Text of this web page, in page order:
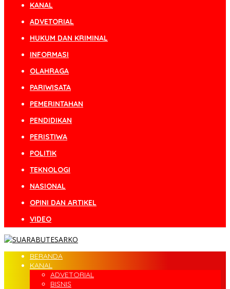
KANAL
ADVETORIAL
HUKUM DAN KRIMINAL
INFORMASI
OLAHRAGA
PARIWISATA
PEMERINTAHAN
PENDIDIKAN
PERISTIWA
POLITIK
TEKNOLOGI
NASIONAL
OPINI DAN ARTIKEL
VIDEO
BERANDA
KANAL
ADVETORIAL
BISNIS